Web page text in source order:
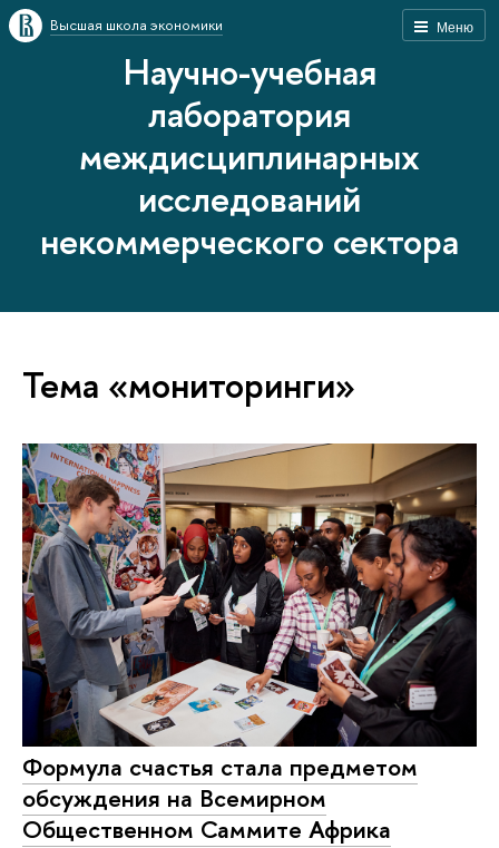
Меню
Высшая школа экономики
Научно-учебная
лаборатория
междисциплинарных
исследований
некоммерческого сектора
Тема «мониторинги»
Формула счастья стала предметом
обсуждения на Всемирном
Общественном Саммите Африка